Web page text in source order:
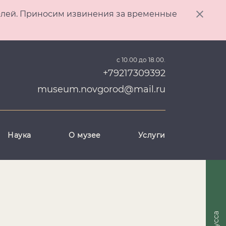
Приносим извинения за временные
с 10.00 до 18.00.
+79217309392
museum.novgorod@mail.ru
Наука О музее Услуги